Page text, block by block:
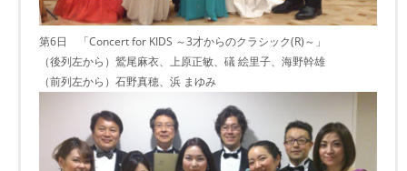
第6日 「Concert for KIDS ～3才からのクラシック(R)～」
（後列左から）鷲尾麻衣、上原正敏、礒 絵里子、海野幹雄
（前列左から）石野真穂、浜 まゆみ